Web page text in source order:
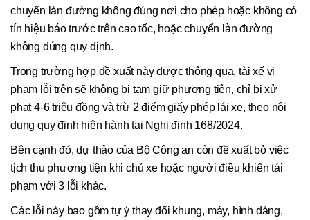
chuyển làn đường không đúng nơi cho phép hoặc không có
tín hiệu báo trước trên cao tốc, hoặc chuyển làn đường
không đúng quy định.
Trong trường hợp đề xuất này được thông qua, tài xế vi
phạm lỗi trên sẽ không bị tạm giữ phương tiện, chỉ bị xử
phạt 4-6 triệu đồng và trừ 2 điểm giấy phép lái xe, theo nội
dung quy định hiện hành tại Nghị định 168/2024.
Bên cạnh đó, dự thảo của Bộ Công an còn đề xuất bỏ việc
tịch thu phương tiện khi chủ xe hoặc người điều khiển tái
phạm với 3 lỗi khác.
Các lỗi này bao gồm tự ý thay đổi khung, máy, hình dáng,